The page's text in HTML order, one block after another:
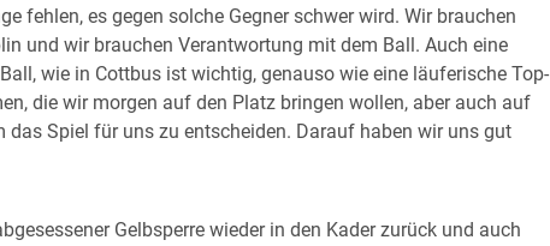
fehlen, es gegen solche Gegner schwer wird. Wir brauchen
und wir brauchen Verantwortung mit dem Ball. Auch eine
wie in Cottbus ist wichtig, genauso wie eine läuferische Top-
die wir morgen auf den Platz bringen wollen, aber auch auf
das Spiel für uns zu entscheiden. Darauf haben wir uns gut
Gelbsperre wieder in den Kader zurück und auch